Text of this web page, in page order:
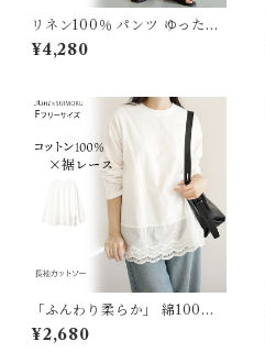
リネン100％ パンツ ゆったり
リネンパンツ 麻 リネン レディ
ース イージーパンツ 無地 おし
材 麻100％ 春 夏 S M L 通勤
着回し J-25867861 スイモク
【水沐良品】
¥4,280
「ふんわり柔らか」 綿100％
ロンT カットソー レイヤード
重ね着 裾レース 長袖Tシャツ
¥2,680